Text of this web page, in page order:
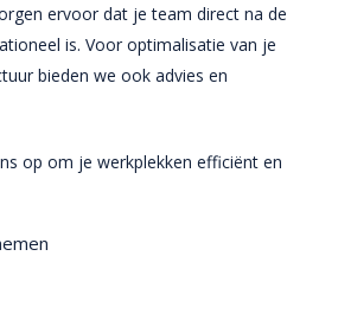
ervoor dat je team direct na de
is. Voor optimalisatie van je
bieden we ook advies en
op om je werkplekken efficiënt en